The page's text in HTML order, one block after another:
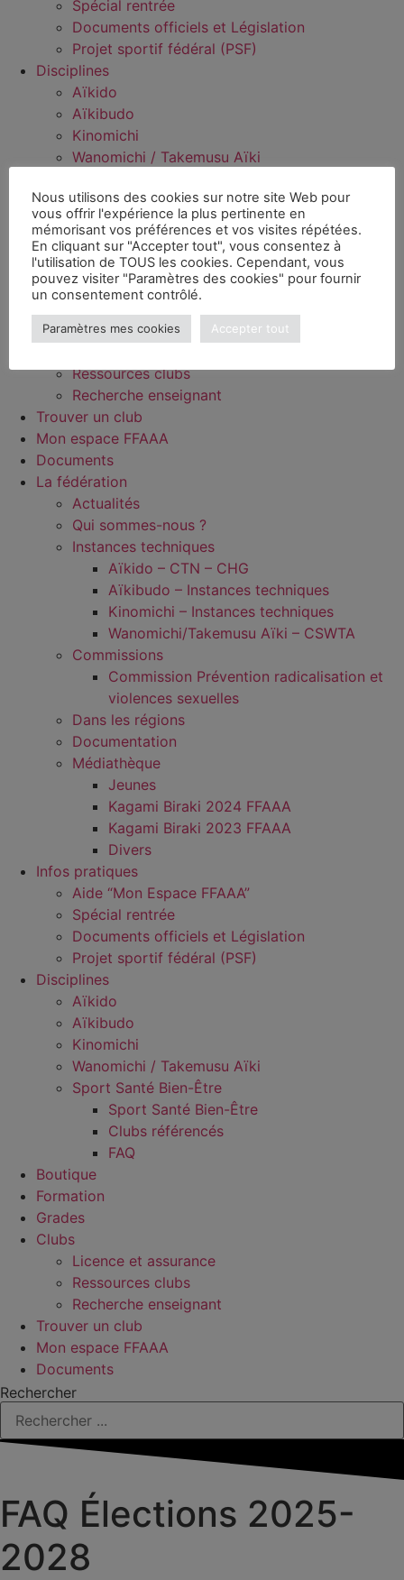
Spécial rentrée
Documents officiels et Législation
Projet sportif fédéral (PSF)
Disciplines
Aïkido
Aïkibudo
Kinomichi
Wanomichi / Takemusu Aïki
Sport Santé Bien-Être
Clubs référencés
FAQ
Boutique
Formation
Clubs
Ressources clubs
Recherche enseignant
Trouver un club
Mon espace FFAAA
Documents
La fédération
Actualités
Qui sommes-nous ?
Instances techniques
Aïkido – CTN – CHG
Aïkibudo – Instances techniques
Kinomichi – Instances techniques
Wanomichi/Takemusu Aïki – CSWTA
Commissions
Commission Prévention radicalisation et
violences sexuelles
Dans les régions
Documentation
Médiathèque
Jeunes
Kagami Biraki 2024 FFAAA
Kagami Biraki 2023 FFAAA
Divers
Infos pratiques
Aide “Mon Espace FFAAA”
Spécial rentrée
Documents officiels et Législation
Projet sportif fédéral (PSF)
Disciplines
Aïkido
Aïkibudo
Kinomichi
Wanomichi / Takemusu Aïki
Sport Santé Bien-Être
Sport Santé Bien-Être
Clubs référencés
FAQ
Boutique
Formation
Grades
Clubs
Licence et assurance
Ressources clubs
Recherche enseignant
Trouver un club
Mon espace FFAAA
Documents
Rechercher
FAQ Élections 2025-
2028
Nous utilisons des cookies sur notre site Web pour
vous offrir l'expérience la plus pertinente en
mémorisant vos préférences et vos visites répétées.
En cliquant sur "Accepter tout", vous consentez à
l'utilisation de TOUS les cookies. Cependant, vous
pouvez visiter "Paramètres des cookies" pour fournir
un consentement contrôlé.
Paramètres mes cookies Accepter tout